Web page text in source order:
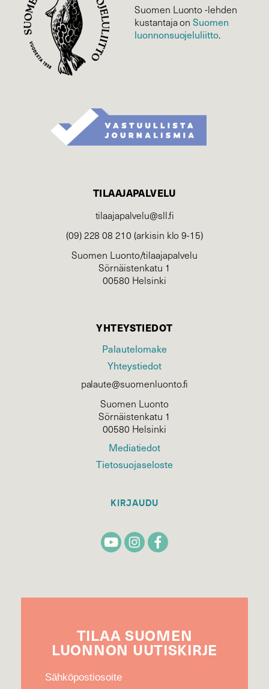
Suomen Luonto -lehden
kustantaja onSuomen
luonnonsuojelu­liitto.
TILAAJAPALVELU
tilaajapalvelu@sll.fi
(09) 228 08 210 (arkisin klo 9-15)
Suomen Luonto/tilaajapalvelu
Sörnäistenkatu 1
00580 Helsinki
YHTEYSTIEDOT
Palautelomake
Yhteystiedot
palaute@suomenluonto.fi
Suomen Luonto
Sörnäistenkatu 1
00580 Helsinki
Mediatiedot
Tietosuojaseloste
KIRJAUDU
TILAA SUOMEN
LUONNON UUTIS­KIRJE
Sähköpostiosoite